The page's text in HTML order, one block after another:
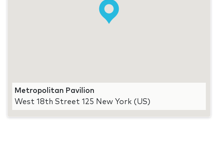
Metropolitan Pavilion
West 18th Street 125 New York (US)